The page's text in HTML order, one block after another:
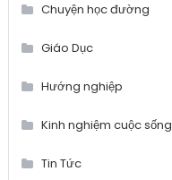
Chuyện học đường
Giáo Dục
Hướng nghiệp
Kinh nghiệm cuộc sống
Tin Tức